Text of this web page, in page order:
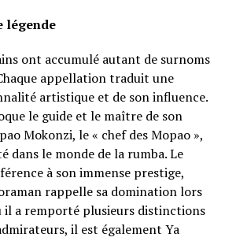
légende
ont accumulé autant de surnoms
appellation traduit une
artistique et de son influence.
le guide et le maître de son
Mokonzi, le « chef des Mopao »,
dans le monde de la rumba. Le
à son immense prestige,
rappelle sa domination lors
il a remporté plusieurs distinctions
il est également Ya